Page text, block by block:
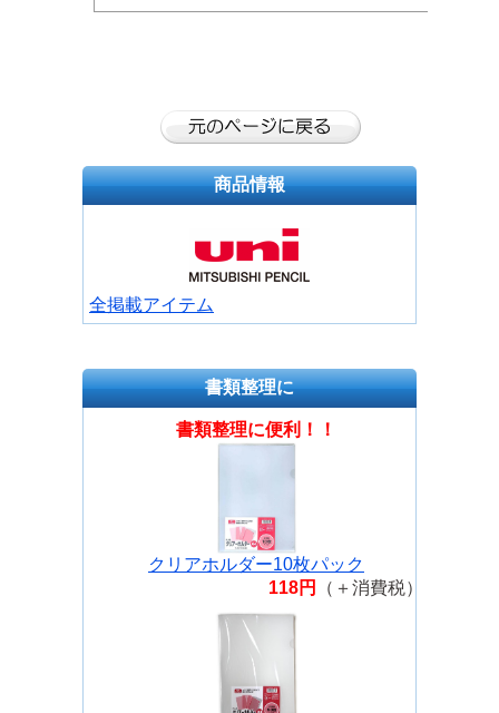
商品情報
全掲載アイテム
書類整理に
書類整理に便利！！
クリアホルダー10枚パック
118円
（＋消費税）